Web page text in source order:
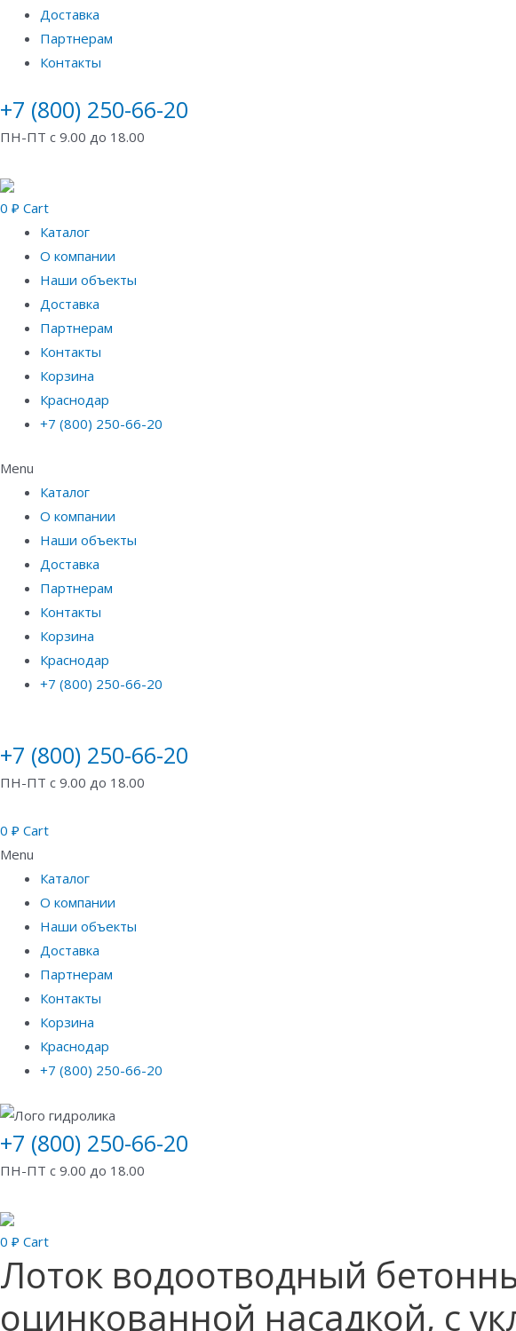
Доставка
Партнерам
Контакты
+7 (800) 250-66-20
ПН-ПТ с 9.00 до 18.00
0 ₽ Cart
Каталог
О компании
Наши объекты
Доставка
Партнерам
Контакты
Корзина
Краснодар
+7 (800) 250-66-20
Menu
Каталог
О компании
Наши объекты
Доставка
Партнерам
Контакты
Корзина
Краснодар
+7 (800) 250-66-20
+7 (800) 250-66-20
ПН-ПТ с 9.00 до 18.00
0 ₽ Cart
Menu
Каталог
О компании
Наши объекты
Доставка
Партнерам
Контакты
Корзина
Краснодар
+7 (800) 250-66-20
+7 (800) 250-66-20
ПН-ПТ с 9.00 до 18.00
0 ₽ Cart
Лоток водоотводный
оцинкованной насадкой, с